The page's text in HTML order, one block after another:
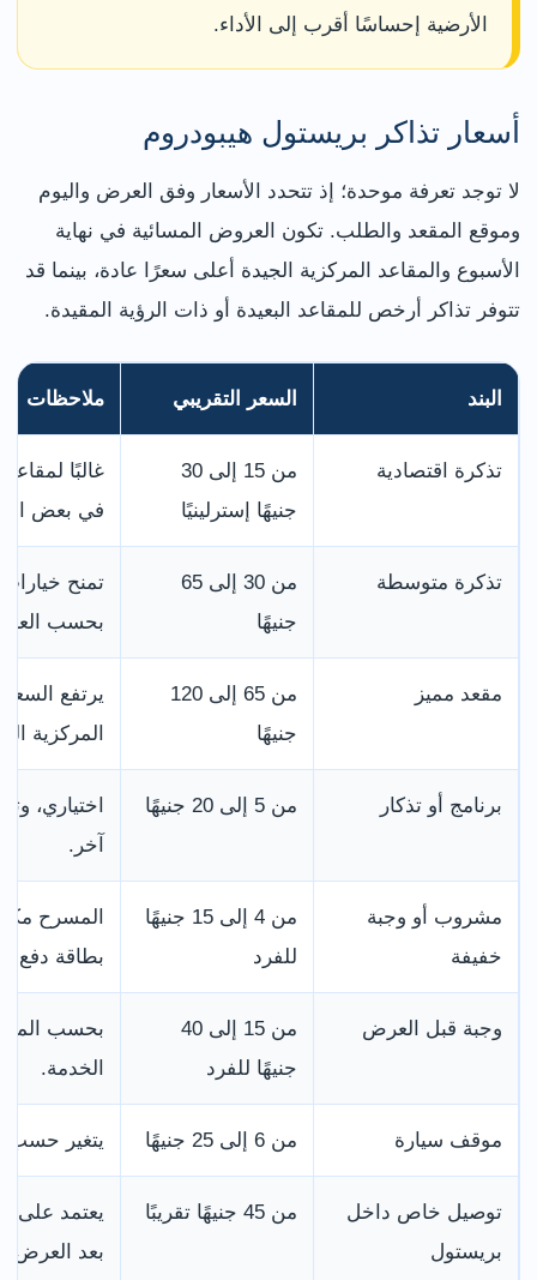
الأرضية إحساسًا أقرب إلى الأداء.
أسعار تذاكر بريستول هيبودروم
لا توجد تعرفة موحدة؛ إذ تتحدد الأسعار وفق العرض واليوم
وموقع المقعد والطلب. تكون العروض المسائية في نهاية
الأسبوع والمقاعد المركزية الجيدة أعلى سعرًا عادة، بينما قد
تتوفر تذاكر أرخص للمقاعد البعيدة أو ذات الرؤية المقيدة.
البند السعر التقريبي ملاحظات
تذكرة اقتصادية
من 15 إلى 30
جنيهًا إسترلينيًا
غالبًا
في بعض
تذكرة متوسطة
من 30 إلى 65
جنيهًا
تمنح
بحسب
مقعد مميز
من 65 إلى 120
جنيهًا
يرتفع
المركزية
برنامج أو تذكار من 5 إلى 20 جنيهًا
اختياري،
آخر.
مشروب أو وجبة
خفيفة
من 4 إلى 15 جنيهًا
للفرد
المسرح
بطاقة دفع
وجبة قبل العرض
من 15 إلى 40
جنيهًا للفرد
بحسب
الخدمة.
موقف سيارة من 6 إلى 25 جنيهًا يتغير حسب
توصيل خاص داخل
بريستول
من 45 جنيهًا تقريبًا
يعتمد على
بعد العرض.